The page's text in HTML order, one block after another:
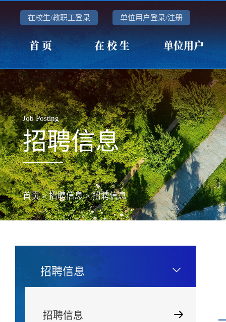
在校生/教职工登录 单位用户登录/注册
首 页 在 校 生 单位用户
Job Posting
招聘信息
首页>招聘信息>招聘信息
招聘信息
招聘信息